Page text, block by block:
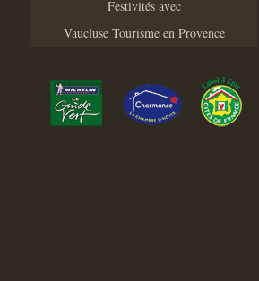
Festivités avec
Vaucluse Tourisme en Provence